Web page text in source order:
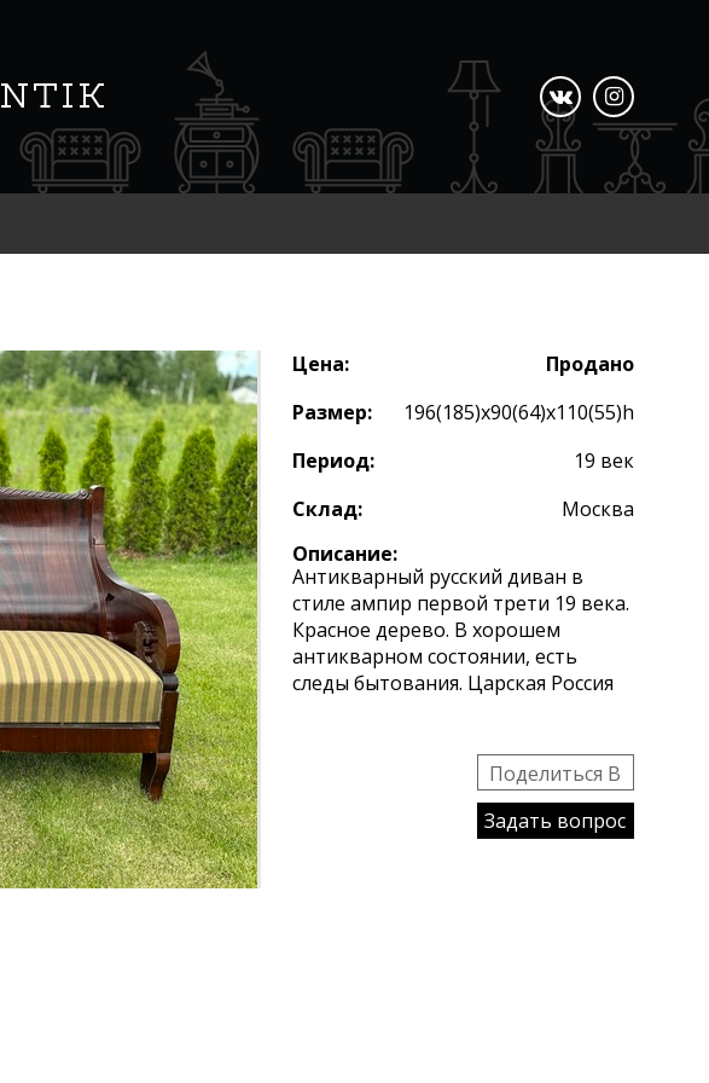
Цена:
Продано
Размер:
196(185)х90(64)х110(55)h
Период:
19 век
Склад:
Москва
Описание:
Антикварный русский диван в
стиле ампир первой трети 19 века.
Красное дерево. В хорошем
антикварном состоянии, есть
следы бытования. Царская Россия
Поделиться B
Задать вопрос